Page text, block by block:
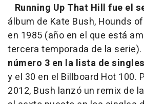
Running Up That Hill fue el
álbum de Kate Bush, Hounds
en 1985 (año en el que está
tercera temporada de la serie).
número 3 en la lista de
y el 30 en el Billboard Hot 100.
2012, Bush lanzó un remix de